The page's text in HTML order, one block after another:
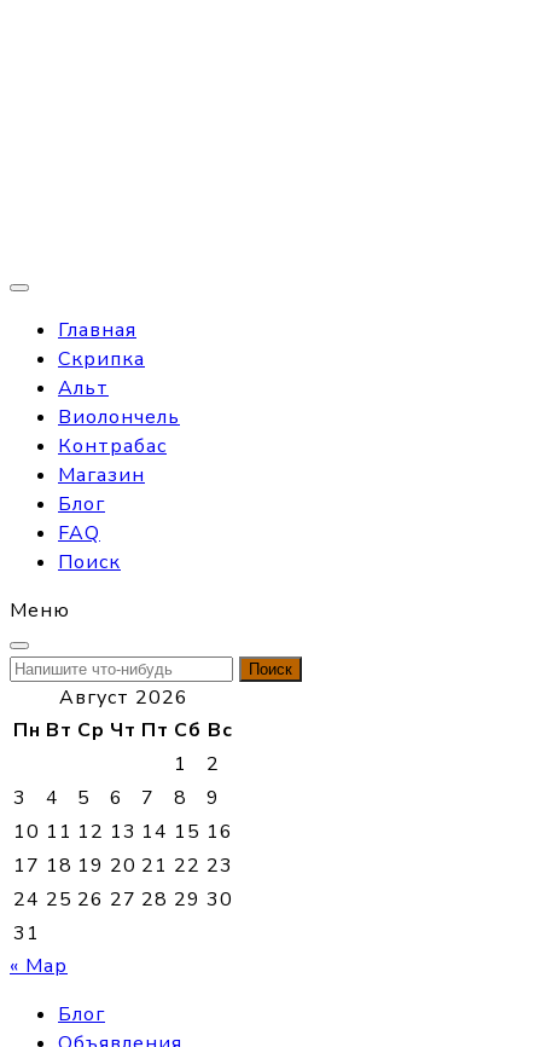
Главная
Скрипка
Альт
Виолончель
Контрабас
Магазин
Блог
FAQ
Поиск
Меню
Найти:
Август 2026
Пн Вт Ср Чт Пт Сб Вс
1
2
3
4 5 6 7 8
9
10 11 12 13 14 15 16
17 18 19 20 21 22 23
24 25 26 27 28 29 30
31
« Мар
Блог